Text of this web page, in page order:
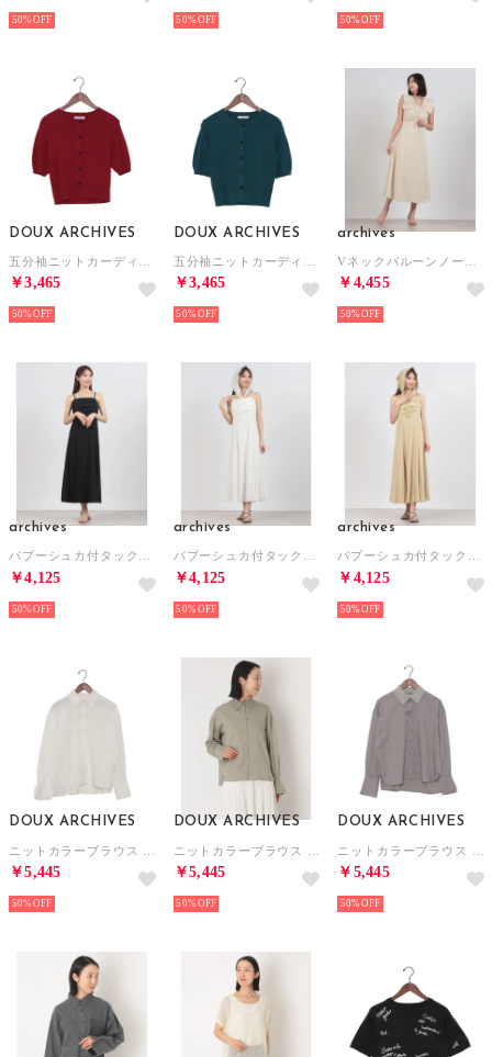
50% 50% 50%
DOUX ARCHIVES
￥3,465
50%
DOUX ARCHIVES
￥3,465
50%
archives
￥4,455
50%
archives
バブーシュカ付タックフレアキャミワンピース （BLK）
￥4,125
50%
archives
バブーシュカ付タックフレアキャミワンピース （OFWH）
￥4,125
50%
archives
バブーシュカ付タックフレアキャミワンピース （BEG）
￥4,125
50%
DOUX ARCHIVES
￥5,445
50%
DOUX ARCHIVES
￥5,445
50%
DOUX ARCHIVES
￥5,445
50%